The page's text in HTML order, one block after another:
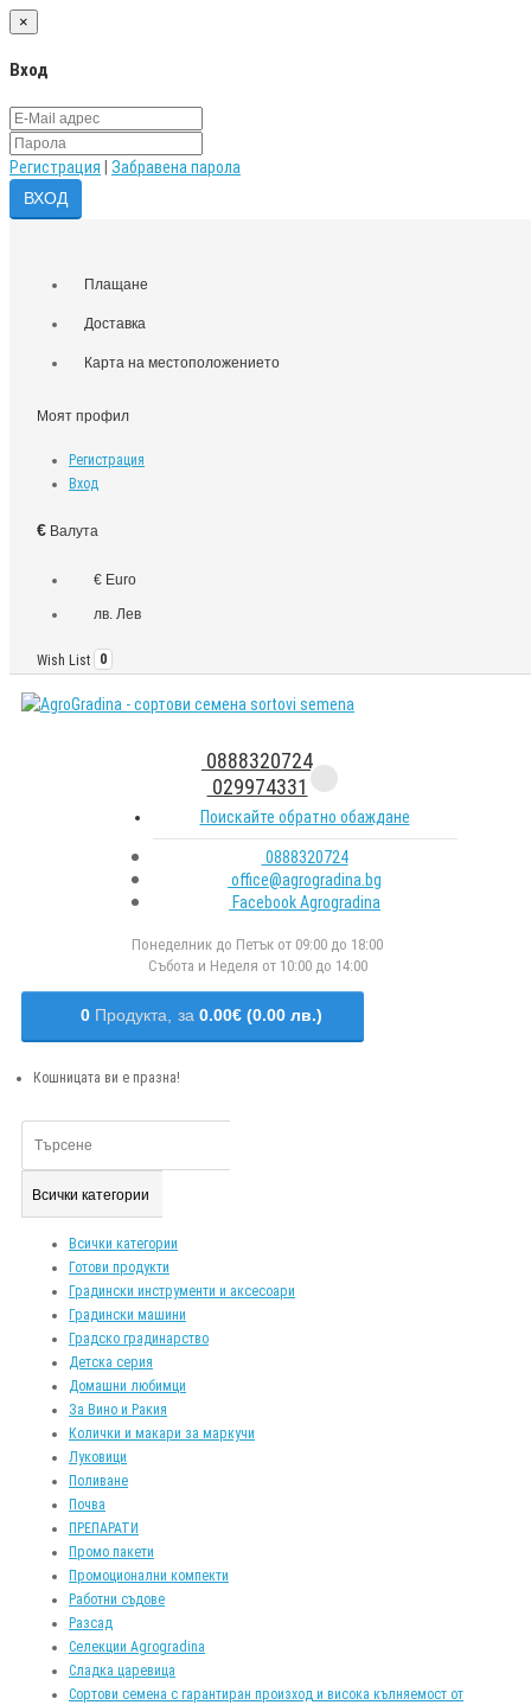
×
Вход
Регистрация Забравена парола
Плащане
Доставка
Карта на местоположението
Моят профил
Регистрация
Вход
€ Валута
€ Euro
лв. Лев
Wish List 0
0888320724
029974331
Поискайте обратно обаждане
0888320724
office@agrogradina.bg
Facebook Agrogradina
Понеделник до Петък от 09:00 до 18:00
Събота и Неделя от 10:00 до 14:00
0 Продукта, за 0.00€ (0.00 лв.)
Кошницата ви е празна!
Всички категории
Всички категории
Готови продукти
Градински инструменти и аксесоари
Градински машини
Градско градинарство
Детска серия
Домашни любимци
За Вино и Ракия
Колички и макари за маркучи
Луковици
Поливане
Почва
ПРЕПАРАТИ
Промо пакети
Промоционални компекти
Работни съдове
Разсад
Селекции Agrogradina
Сладка царевица
Сортови семена с гарантиран произход и висока кълняемост от